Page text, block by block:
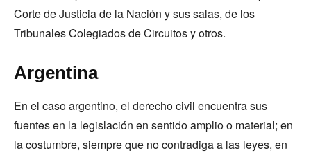
Corte de Justicia de la Nación y sus salas, de los
Tribunales Colegiados de Circuitos y otros.
Argentina
En el caso argentino, el derecho civil encuentra sus
fuentes en la legislación en sentido amplio o material; en
la costumbre, siempre que no contradiga a las leyes, en